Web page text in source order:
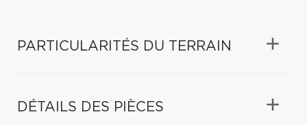
PARTICULARITÉS DU TERRAIN
DÉTAILS DES PIÈCES